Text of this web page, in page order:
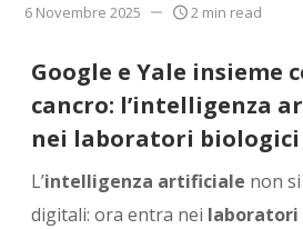
6 Novembre 2025 2 min read
Google e Yale insieme
cancro: l’intelligenza
nei laboratori biologici
L’intelligenza artificiale non
digitali: ora entra nei laboratori